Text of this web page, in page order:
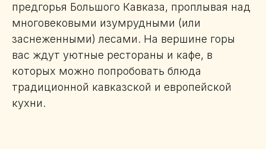
предгорья Большого Кавказа, проплывая над
многовековыми изумрудными (или
заснеженными) лесами. На вершине горы
вас ждут уютные рестораны и кафе, в
которых можно попробовать блюда
традиционной кавказской и европейской
кухни.